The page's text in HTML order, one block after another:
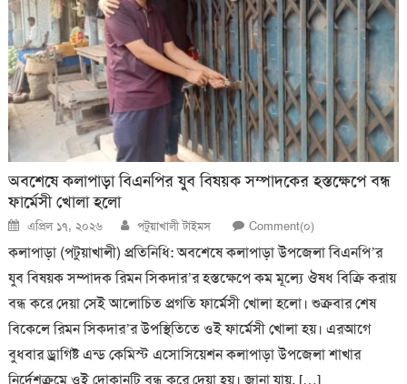
অবশেষে কলাপাড়া বিএনপির যুব বিষয়ক সম্পাদকের হস্তক্ষেপে বন্ধ
ফার্মেসী খোলা হলো
Posted
on
এপ্রিল ১৭, ২০২৬ Author
পটুয়াখালী টাইমস Comment(০)
কলাপাড়া (পটুয়াখালী) প্রতিনিধি: অবশেষে কলাপাড়া উপজেলা বিএনপি’র
যুব বিষয়ক সম্পাদক রিমন সিকদার’র হস্তক্ষেপে কম মূল্যে ঔষধ বিক্রি করায়
বন্ধ করে দেয়া সেই আলোচিত প্রগতি ফার্মেসী খোলা হলো। শুক্রবার শেষ
বিকেলে রিমন সিকদার’র উপস্থিতিতে ওই ফার্মেসী খোলা হয়। এরআগে
বুধবার ড্রাগিষ্ট এন্ড কেমিস্ট এসোসিয়েশন কলাপাড়া উপজেলা শাখার
নির্দেশক্রমে ওই দোকানটি বন্ধ করে দেয়া হয়। জানা যায়, […]